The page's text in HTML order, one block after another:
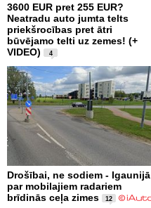
3600 EUR pret 255 EUR?
Neatradu auto jumta telts
priekšrocības pret ātri
būvējamo telti uz zemes! (+
VIDEO)
4
Drošībai, ne sodiem - Igaunijā
par mobilajiem radariem
brīdinās ceļa zimes
12